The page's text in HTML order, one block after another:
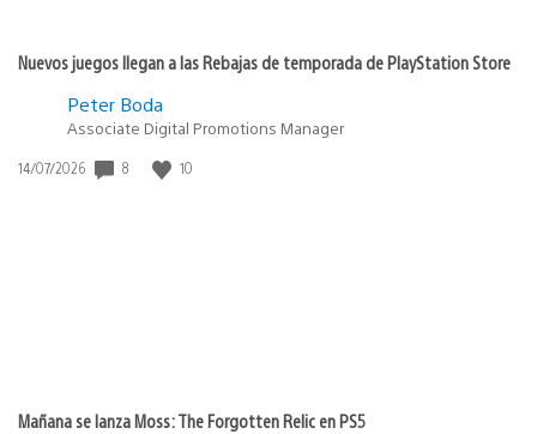
Nuevos juegos llegan a las Rebajas de temporada de PlayStation Store
Peter Boda
Associate Digital Promotions Manager
Fecha
14/07/2026 8 10
Mañana se lanza Moss: The Forgotten Relic en PS5